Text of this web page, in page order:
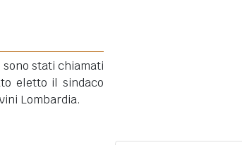
sono stati chiamati
eletto il sindaco
Lombardia.